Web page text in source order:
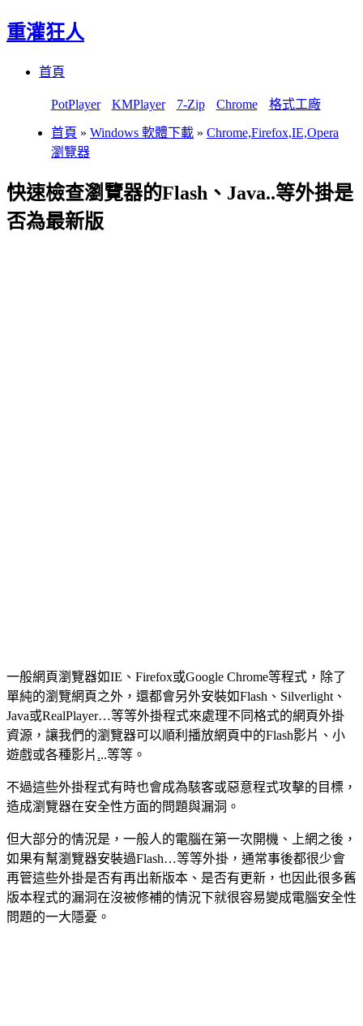
重灌狂人
首頁
PotPlayer KMPlayer 7-Zip Chrome 格式工廠
首頁 » Windows 軟體下載 » Chrome,Firefox,IE,Opera
瀏覽器
快速檢查瀏覽器的Flash、Java..等外掛是
否為最新版
一般網頁瀏覽器如IE、Firefox或Google Chrome等程式，除了
單純的瀏覽網頁之外，還都會另外安裝如Flash、Silverlight、
Java或RealPlayer…等等外掛程式來處理不同格式的網頁外掛
資源，讓我們的瀏覽器可以順利播放網頁中的Flash影片、小
遊戲或各種影片 ...等等。
不過這些外掛程式有時也會成為駭客或惡意程式攻擊的目標，
造成瀏覽器在安全性方面的問題與漏洞。
但大部分的情況是，一般人的電腦在第一次開機、上網之後，
如果有幫瀏覽器安裝過Flash…等等外掛，通常事後都很少會
再管這些外掛是否有再出新版本、是否有更新，也因此很多舊
版本程式的漏洞在沒被修補的情況下就很容易變成電腦安全性
問題的一大隱憂。